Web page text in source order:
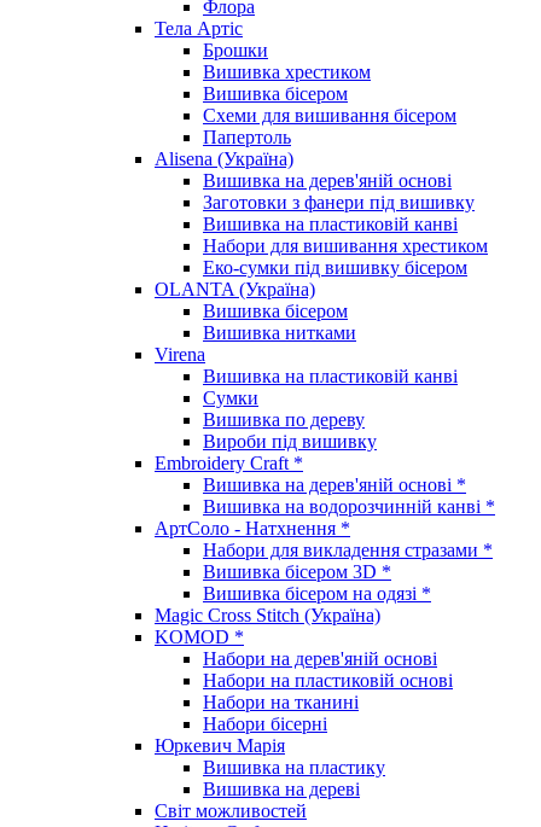
Флора
Тела Артіс
Брошки
Вишивка хрестиком
Вишивка бісером
Схеми для вишивання бісером
Папертоль
Alisena (Україна)
Вишивка на дерев'яній основі
Заготовки з фанери під вишивку
Вишивка на пластиковій канві
Набори для вишивання хрестиком
Еко-сумки під вишивку бісером
OLANTA (Україна)
Вишивка бісером
Вишивка нитками
Virena
Вишивка на пластиковій канві
Сумки
Вишивка по дереву
Вироби під вишивку
Embroidery Craft *
Вишивка на дерев'яній основі *
Вишивка на водорозчинній канві *
АртСоло - Натхнення *
Набори для викладення стразами *
Вишивка бісером 3D *
Вишивка бісером на одязі *
Magic Cross Stitch (Україна)
KOMOD *
Набори на дерев'яній основі
Набори на пластиковій основі
Набори на тканині
Набори бісерні
Юркевич Марія
Вишивка на пластику
Вишивка на дереві
Світ можливостей